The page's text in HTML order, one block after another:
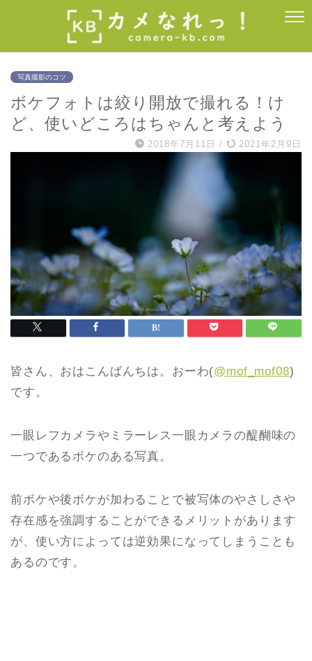
写真撮影のコツ
ボケフォトは絞り開放で撮れる！け
ど、使いどころはちゃんと考えよう
2018年7月11日 / 2021年2月9日
皆さん、おはこんばんちは。おーわ(@mof_mof08)
です。
一眼レフカメラやミラーレス一眼カメラの醍醐味の
一つであるボケのある写真。
前ボケや後ボケが加わることで被写体のやさしさや
存在感を強調することができるメリットがあります
が、使い方によっては逆効果になってしまうことも
あるのです。